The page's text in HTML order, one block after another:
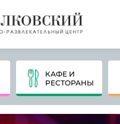
КАФЕ И
РЕСТОРАНЫ